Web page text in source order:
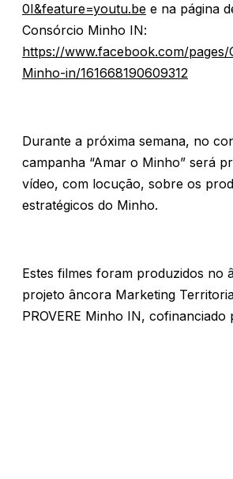
0I&feature=youtu.be e na página
Consórcio Minho IN:
https://www.facebook.com/pages/
Minho-in/161668190609312
Durante a próxima semana, no
campanha “Amar o Minho” será
vídeo, com locução, sobre os
estratégicos do Minho.
Estes filmes foram produzidos no
projeto âncora Marketing
PROVERE Minho IN, cofinanciado